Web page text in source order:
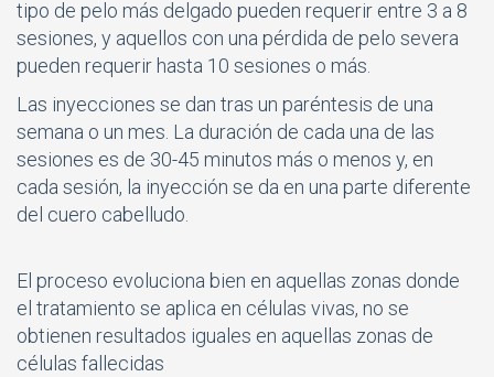
tipo de pelo más delgado pueden requerir entre 3 a 8
sesiones, y aquellos con una pérdida de pelo severa
pueden requerir hasta 10 sesiones o más.
Las inyecciones se dan tras un paréntesis de una
semana o un mes. La duración de cada una de las
sesiones es de 30-45 minutos más o menos y, en
cada sesión, la inyección se da en una parte diferente
del cuero cabelludo.
El proceso evoluciona bien en aquellas zonas donde
el tratamiento se aplica en células vivas, no se
obtienen resultados iguales en aquellas zonas de
células fallecidas